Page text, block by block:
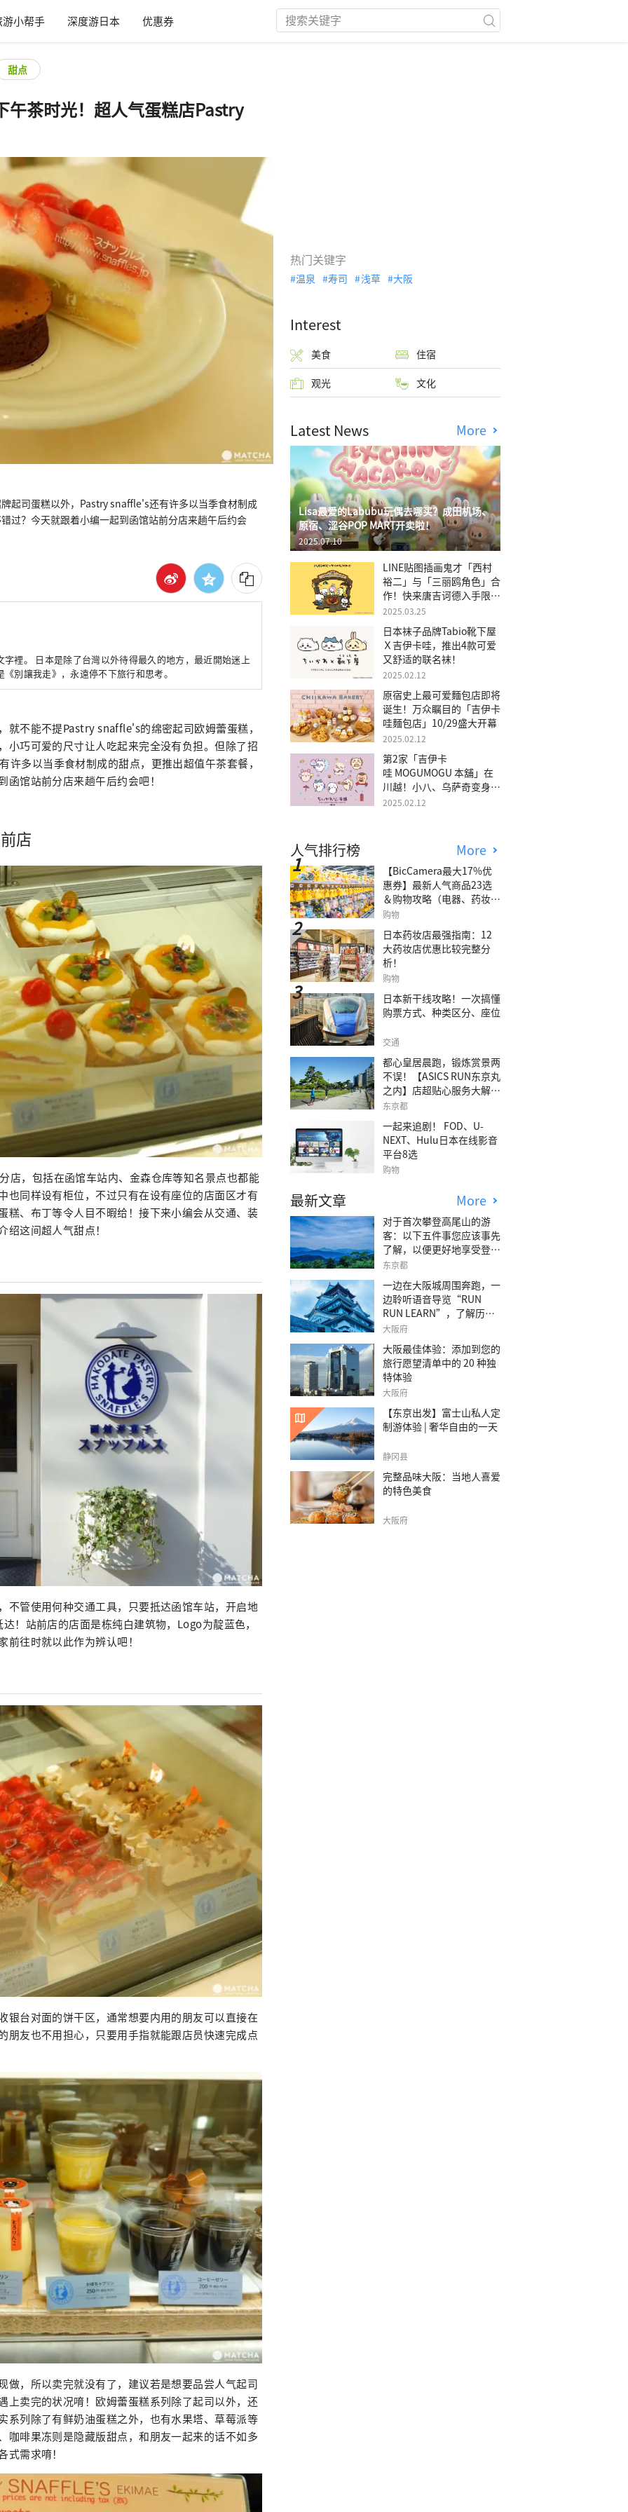
游小帮手 深度游日本 优惠券
甜点
午茶时光！超人气蛋糕店Pastry
起司蛋糕以外，Pastry snaffle's还有许多以当季食材制成
过？今天就跟着小编一起到函馆站前分店来趟午后约会
裡。 日本是除了台灣以外待得最久的地方，最近開始迷上
別讓我走》，永遠停不下旅行和思考。
就不能不提Pastry snaffle's的绵密起司欧姆蕾蛋糕，
小巧可爱的尺寸让人吃起来完全没有负担。但除了招
多以当季食材制成的甜点，更推出超值午茶套餐，
馆站前分店来趟午后约会吧！
店
店，包括在函馆车站内、金森仓库等知名景点也都能
也同样设有柜位，不过只有在设有座位的店面区才有
糕、布丁等令人目不暇给！接下来小编会从交通、装
这间超人气甜点！
不管使用何种交通工具，只要抵达函馆车站，开启地
！站前店的店面是栋纯白建筑物，Logo为靛蓝色，
往时就以此作为辨认吧！
银台对面的饼干区，通常想要内用的朋友可以直接在
朋友也不用担心，只要用手指就能跟店员快速完成点
做，所以卖完就没有了，建议若是想要品尝人气起司
上卖完的状况唷！欧姆蕾蛋糕系列除了起司以外，还
系列除了有鲜奶油蛋糕之外，也有水果塔、草莓派等
咖啡果冻则是隐藏版甜点，和朋友一起来的话不如多
需求唷！
热门关键字
温泉 寿司 浅草 大阪
Interest
美食 住宿
观光 文化
Latest News More
Lisa最爱的Labubu玩偶去哪买？成田机场、
原宿、涩谷POP MART开卖啦！
2025.07.10
LINE贴图插画鬼才「西村
裕二」与「三丽鸥角色」合
作！快来唐吉诃德入手限量
商品
2025.03.25
日本袜子品牌Tabio靴下屋
Ｘ吉伊卡哇，推出4款可爱
又舒适的联名袜！
2025.02.12
原宿史上最可爱麵包店即将
诞生！万众瞩目的「吉伊卡
哇麵包店」10/29盛大开幕
2025.02.12
第2家「吉伊卡
哇 MOGUMOGU 本舖」在
川越！小八、乌萨奇变身可
爱地瓜！
2025.02.12
人气排行榜 More
【BicCamera最大17%优
惠券】最新人气商品23选
＆购物攻略（电器、药妆、
玩具等）
购物
日本药妆店最强指南：12
大药妆店优惠比较完整分
析！
购物
日本新干线攻略！一次搞懂
购票方式、种类区分、座位
交通
都心皇居晨跑，锻炼赏景两
不误！【ASICS RUN东京丸
之内】店超贴心服务大解
析！
东京都
一起来追剧！ FOD、U-
NEXT、Hulu日本在线影音
平台8选
购物
最新文章 More
对于首次攀登高尾山的游
客：以下五件事您应该事先
了解，以便更好地享受登山
之旅。
东京都
一边在大阪城周围奔跑，一
边聆听语音导览“RUN
RUN LEARN”，了解历
史。
大阪府
大阪最佳体验：添加到您的
旅行愿望清单中的 20 种独
特体验
大阪府
【东京出发】富士山私人定
制游体验 | 奢华自由的一天
静冈县
完整品味大阪：当地人喜爱
的特色美食
大阪府